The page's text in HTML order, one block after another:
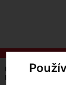
Úvodní strana
Na nosič